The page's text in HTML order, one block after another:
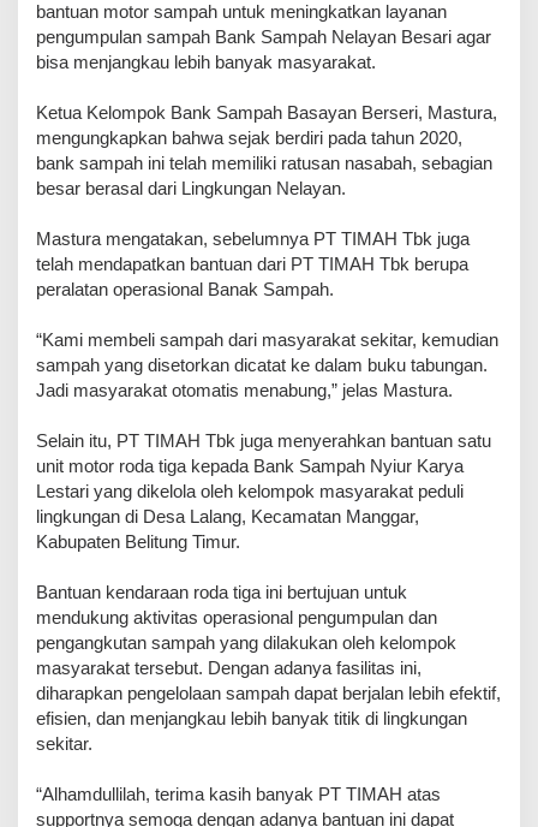
bantuan motor sampah untuk meningkatkan layanan
pengumpulan sampah Bank Sampah Nelayan Besari agar
bisa menjangkau lebih banyak masyarakat.
Ketua Kelompok Bank Sampah Basayan Berseri, Mastura,
mengungkapkan bahwa sejak berdiri pada tahun 2020,
bank sampah ini telah memiliki ratusan nasabah, sebagian
besar berasal dari Lingkungan Nelayan.
Mastura mengatakan, sebelumnya PT TIMAH Tbk juga
telah mendapatkan bantuan dari PT TIMAH Tbk berupa
peralatan operasional Banak Sampah.
“Kami membeli sampah dari masyarakat sekitar, kemudian
sampah yang disetorkan dicatat ke dalam buku tabungan.
Jadi masyarakat otomatis menabung,” jelas Mastura.
Selain itu, PT TIMAH Tbk juga menyerahkan bantuan satu
unit motor roda tiga kepada Bank Sampah Nyiur Karya
Lestari yang dikelola oleh kelompok masyarakat peduli
lingkungan di Desa Lalang, Kecamatan Manggar,
Kabupaten Belitung Timur.
Bantuan kendaraan roda tiga ini bertujuan untuk
mendukung aktivitas operasional pengumpulan dan
pengangkutan sampah yang dilakukan oleh kelompok
masyarakat tersebut. Dengan adanya fasilitas ini,
diharapkan pengelolaan sampah dapat berjalan lebih efektif,
efisien, dan menjangkau lebih banyak titik di lingkungan
sekitar.
“Alhamdullilah, terima kasih banyak PT TIMAH atas
supportnya semoga dengan adanya bantuan ini dapat